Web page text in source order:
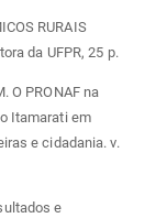
RURAIS
da UFPR, 25 p.
O PRONAF na
Itamarati em
e cidadania. v.
e